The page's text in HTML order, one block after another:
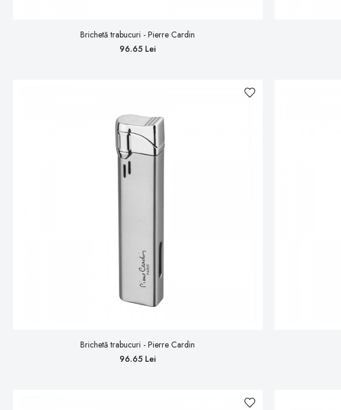
Brichetă trabucuri - Pierre Cardin
96.65 Lei
Brichetă trabucuri - Pierre Cardin
96.65 Lei